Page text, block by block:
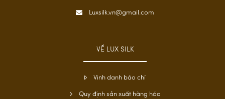
Luxsilk.vn@gmail.com
VỀ LUX SILK
Vinh danh báo chí
Quy định sản xuất hàng hóa